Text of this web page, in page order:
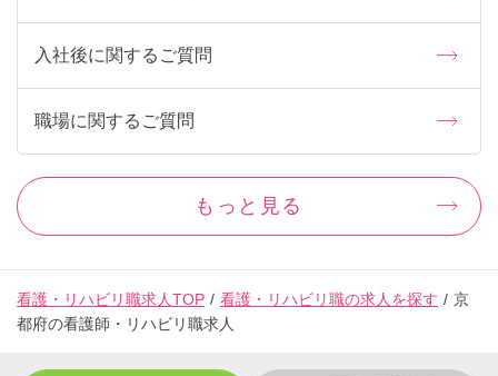
入社後に関するご質問
職場に関するご質問
もっと見る
看護・リハビリ職求人TOP 看護・リハビリ職の求人を探す
京
都府の看護師・リハビリ職求人